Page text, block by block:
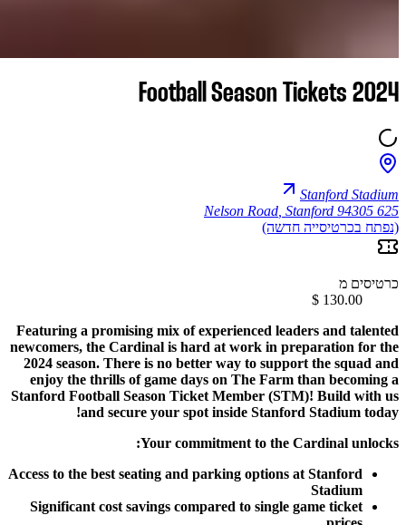
2024 Football Season Tickets
Stanford Stadium
625 Nelson Road
,Stanford 94305
(נפתח בכרטיסייה חדשה)
כרטיסים מ
Featuring a promising mix of experienced leaders and talented
newcomers, the Cardinal is hard at work in preparation for the
2024 season. There is no better way to support the squad and
enjoy the thrills of game days on The Farm than becoming a
Stanford Football Season Ticket Member (STM)! Build with us
and secure your spot inside Stanford Stadium today!
Your commitment to the Cardinal unlocks:
Access to the best seating and parking options at Stanford
Stadium
Significant cost savings compared to single game ticket